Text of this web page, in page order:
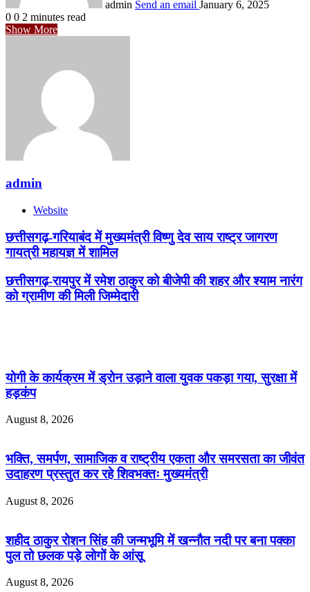
admin Send an email January 6, 2025
0 0 2 minutes read
Show More
admin
Website
छत्तीसगढ़-गरियाबंद में मुख्यमंत्री विष्णु देव साय राष्ट्र जागरण
गायत्री महायज्ञ में शामिल
छत्तीसगढ़-रायपुर में रमेश ठाकुर को बीजेपी की शहर और श्याम नारंग
को ग्रामीण की मिली जिम्मेदारी
योगी के कार्यक्रम में ड्रोन उड़ाने वाला युवक पकड़ा गया, सुरक्षा में
हड़कंप
August 8, 2026
भक्ति, समर्पण, सामाजिक व राष्ट्रीय एकता और समरसता का जीवंत
उदाहरण प्रस्तुत कर रहे शिवभक्तः मुख्यमंत्री
August 8, 2026
शहीद ठाकुर रोशन सिंह की जन्मभूमि में खन्नौत नदी पर बना पक्का
पुल तो छलक पड़े लोगों के आंसू
August 8, 2026